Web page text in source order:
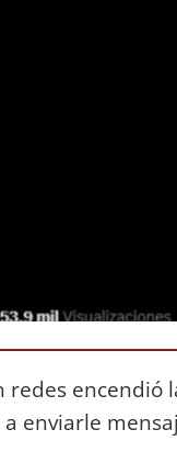
redes encendió
enviarle